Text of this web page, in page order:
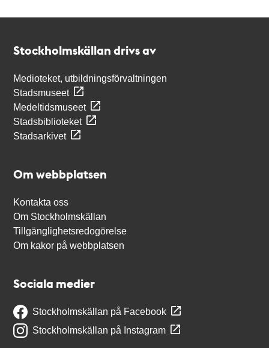
Stockholmskällan drivs av
Medioteket, utbildningsförvaltningen
Stadsmuseet
Medeltidsmuseet
Stadsbiblioteket
Stadsarkivet
Om webbplatsen
Kontakta oss
Om Stockholmskällan
Tillgänglighetsredogörelse
Om kakor på webbplatsen
Sociala medier
Stockholmskällan på Facebook
Stockholmskällan på Instagram